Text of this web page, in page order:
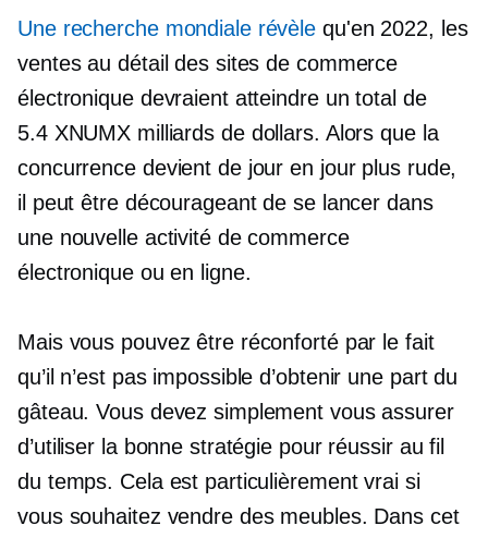
Une recherche mondiale révèle qu'en 2022, les
ventes au détail des sites de commerce
électronique devraient atteindre un total de
5.4 XNUMX milliards de dollars. Alors que la
concurrence devient de jour en jour plus rude,
il peut être décourageant de se lancer dans
une nouvelle activité de commerce
électronique ou en ligne.
Mais vous pouvez être réconforté par le fait
qu’il n’est pas impossible d’obtenir une part du
gâteau. Vous devez simplement vous assurer
d’utiliser la bonne stratégie pour réussir au fil
du temps. Cela est particulièrement vrai si
vous souhaitez vendre des meubles. Dans cet